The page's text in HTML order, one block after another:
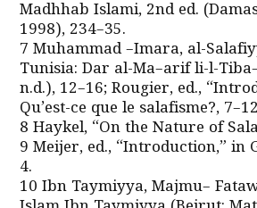
Madhhab Islami, 2nd ed.
1998), 234–35.
7 Muhammad –Imara, al-
Tunisia: Dar al-Ma–arif li-l-
n.d.), 12–16; Rougier, ed.,
Qu’est-ce que le salafisme?,
8 Haykel, “On the Nature of
9 Meijer, ed., “Introduction,” in
4.
10 Ibn Taymiyya, Majmu–